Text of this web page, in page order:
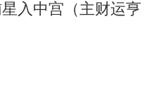
入中宫（主财运亨